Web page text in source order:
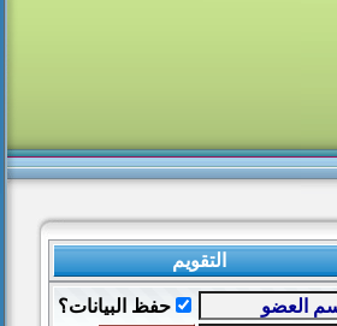
التقويم
حفظ البيانات؟